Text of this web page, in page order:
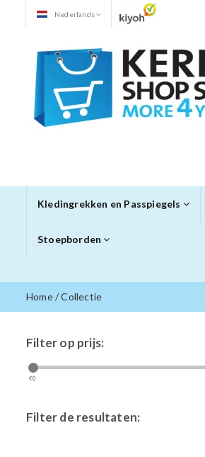
Nederlands
Kledingrekken en Passpiegels
Stoepborden
Home/Collectie
Filter op prijs:
€0
Filter de resultaten: